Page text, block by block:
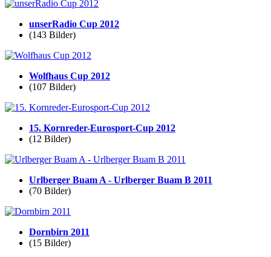
unserRadio Cup 2012
(143 Bilder)
Wolfhaus Cup 2012
(107 Bilder)
15. Kornreder-Eurosport-Cup 2012
(12 Bilder)
Urlberger Buam A - Urlberger Buam B 2011
(70 Bilder)
Dornbirn 2011
(15 Bilder)